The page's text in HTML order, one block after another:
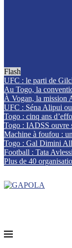
Flash
UFC : le parti de
Au Togo, la
À Vogan, la mission
UFC : Séna Alipui
Togo : cinq ans
Togo : IADSS ouvre
Machine à foufou :
Togo : Gal Dimini
Football : Tata
Plus de 40